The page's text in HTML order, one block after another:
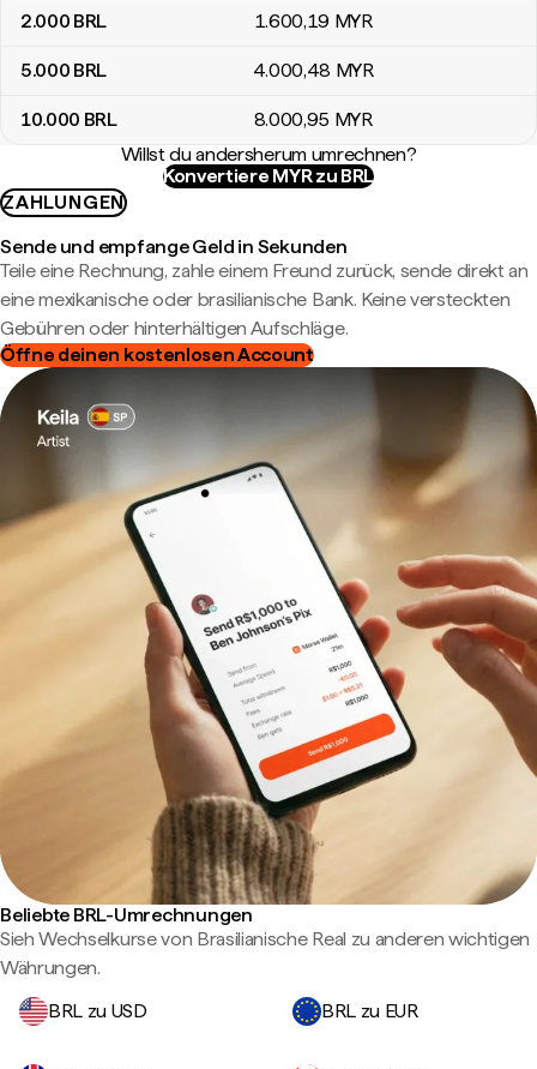
2.000 BRL 1.600,19 MYR
5.000 BRL 4.000,48 MYR
10.000 BRL 8.000,95 MYR
Willst du andersherum umrechnen?
Konvertiere MYR zu BRL
ZAHLUNGEN
Sende und empfange Geld in Sekunden
Teile eine Rechnung, zahle einem Freund zurück, sende direkt an
eine mexikanische oder brasilianische Bank. Keine versteckten
Gebühren oder hinterhältigen Aufschläge.
Öffne deinen kostenlosen Account
Beliebte BRL-Umrechnungen
Sieh Wechselkurse von Brasilianische Real zu anderen wichtigen
Währungen.
BRL zu USD
BRL zu EUR